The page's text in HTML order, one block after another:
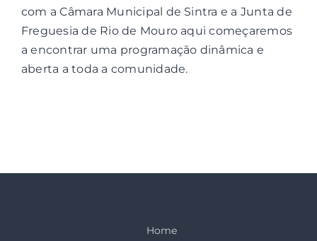
com a Câmara Municipal de Sintra e a Junta de
Freguesia de Rio de Mouro aqui começaremos
a encontrar uma programação dinâmica e
aberta a toda a comunidade.
Home